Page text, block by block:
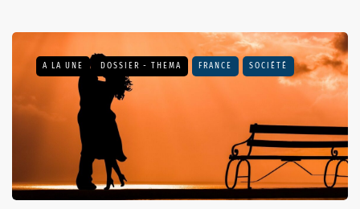
A LA UNE DOSSIER - THEMA FRANCE SOCIÉTÉ